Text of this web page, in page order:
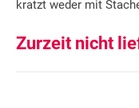
kratzt weder mit
Zurzeit nicht